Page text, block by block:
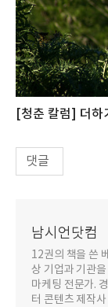
[청춘 칼럼] 더하
댓글
남시언닷컴
12권의 책을 쓴
상 기업과 기관
마케팅 전문가.
터 콘텐츠 제작